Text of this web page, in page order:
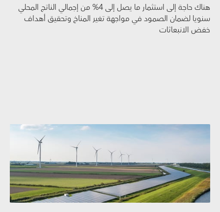
هناك حاجة إلى استثمار ما يصل إلى 4% من إجمالي الناتج المحلي
سنويا لضمان الصمود في مواجهة تغير المناخ وتحقيق أهداف
خفض الانبعاثات